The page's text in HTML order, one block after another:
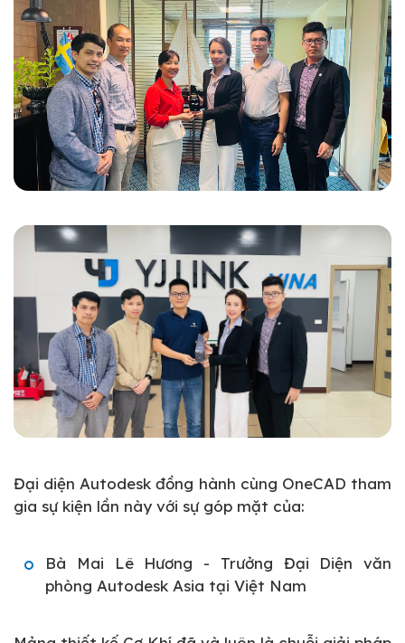
Đại diện Autodesk đồng hành cùng OneCAD tham
gia sự kiện lần này với sự góp mặt của:
Bà Mai Lê Hương - Trưởng Đại Diện văn
phòng Autodesk Asia tại Việt Nam